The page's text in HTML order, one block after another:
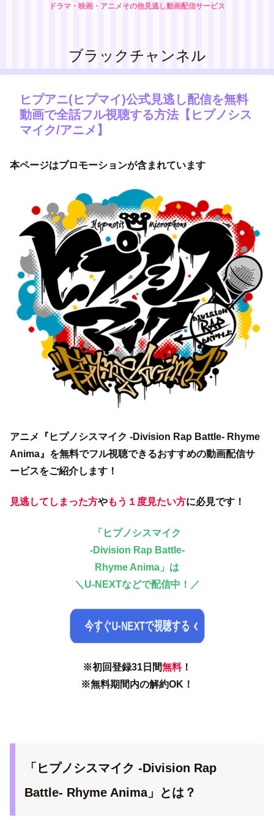
ドラマ・映画・アニメその他見逃し動画配信サービス
ブラックチャンネル
ヒプアニ(ヒプマイ)公式見逃し配信を無料
動画で全話フル視聴する方法【ヒプノシス
マイク/アニメ】
本ページはプロモーションが含まれています
アニメ『ヒプノシスマイク -Division Rap Battle- Rhyme
Anima』を無料でフル視聴できるおすすめの動画配信サ
ービスをご紹介します！
見逃してしまった方やもう１度見たい方に必見です！
「ヒプノシスマイク
-Division Rap Battle-
Rhyme Anima」は
＼ U-NEXTなどで配信中！／
今すぐU-NEXTで視聴する
※初回登録31日間無料！
※無料期間内の解約OK！
「ヒプノシスマイク -Division Rap
Battle- Rhyme Anima」とは？